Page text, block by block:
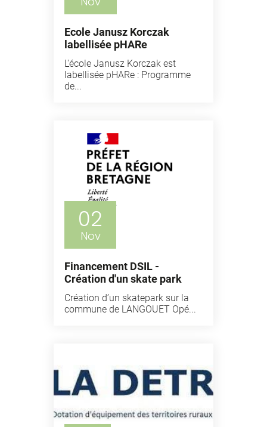
Ecole Janusz Korczak
labellisée pHARe
L'école Janusz Korczak est
labellisée pHARe : Programme
de...
02
Nov
Financement DSIL -
Création d'un skate park
Création d’un skatepark sur la
commune de LANGOUET Opé...